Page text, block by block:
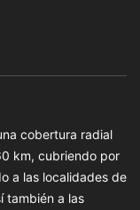
cobertura radial
km, cubriendo por
a las localidades de
también a las